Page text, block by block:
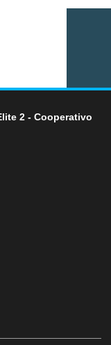
2 - Cooperativo